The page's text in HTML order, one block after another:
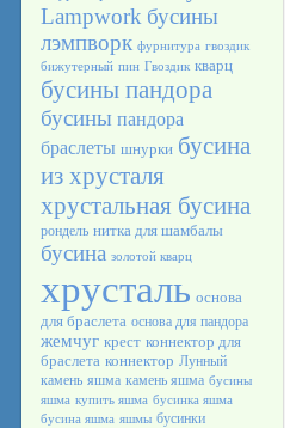
Lampwork бусины
лэмпворк фурнитура гвоздик
бижутерный пин Гвоздик кварц
бусины пандора
бусины пандора
браслеты шнурки бусина
из хрусталя
хрустальная бусина
рондель нитка для шамбалы
бусина золотой кварц
хрусталь основа
для браслета основа для пандора
жемчуг крест коннектор для
браслета коннектор Лунный
камень яшма камень яшма бусины
яшма купить яшма бусинка яшма
бусина яшма яшмы бусинки